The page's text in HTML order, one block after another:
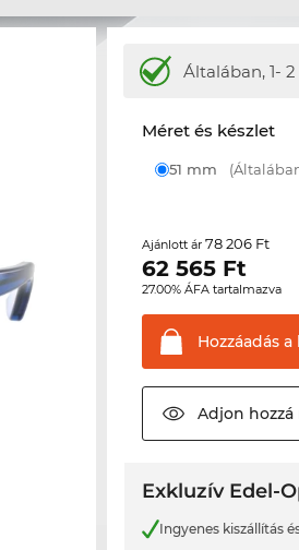
Általában, 1-
Méret és készlet
51 mm
Ajánlott ár78 206 Ft
62 565 Ft
27.00% ÁFA tartalmazva
Hozzáadás a
Adjon hozzá
Exkluzív Edel-
Ingyenes kiszállítás